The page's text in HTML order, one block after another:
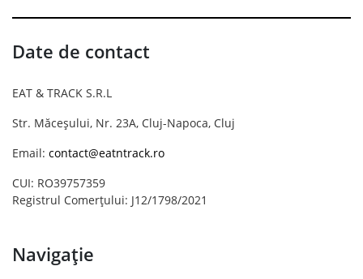
Date de contact
EAT & TRACK S.R.L
Str. Măceșului, Nr. 23A, Cluj-Napoca, Cluj
Email: contact@eatntrack.ro
CUI: RO39757359
Registrul Comerțului: J12/1798/2021
Navigație